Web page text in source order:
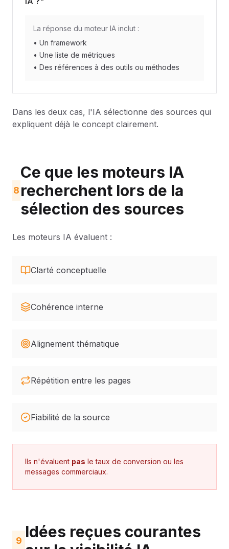
La réponse du moteur IA inclut :
• Un framework
• Une liste de métriques
• Des références à des outils ou méthodes
Dans les deux cas, l'IA sélectionne des sources qui
expliquent déjà le concept clairement.
8
Ce que les moteurs IA
recherchent lors de la
sélection des sources
Les moteurs IA évaluent :
Clarté conceptuelle
Cohérence interne
Alignement thématique
Répétition entre les pages
Fiabilité de la source
Ils n'évaluent pas le taux de conversion ou les
messages commerciaux.
9 Idées reçues courantes